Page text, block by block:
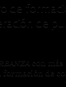
de
de
con más
formación de